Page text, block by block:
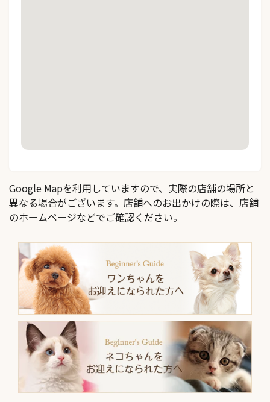
Google Mapを利用していますので、実際の店舗の場所と
異なる場合がございます。店舗へのお出かけの際は、店舗
のホームページなどでご確認ください。